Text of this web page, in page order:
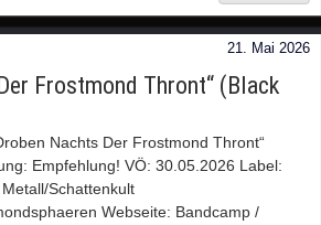
21. Mai 2026
Frostmond Thront“ (Black
Nachts Der Frostmond Thront“
Empfehlung! VÖ: 30.05.2026 Label:
Schattenkult
Webseite: Bandcamp /